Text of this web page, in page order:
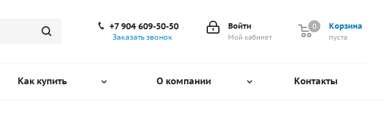
Корзина
0
пуста
0
Войти
Мой кабинет
+7 904 609-50-50
Заказать звонок
Как купить О компании Контакты